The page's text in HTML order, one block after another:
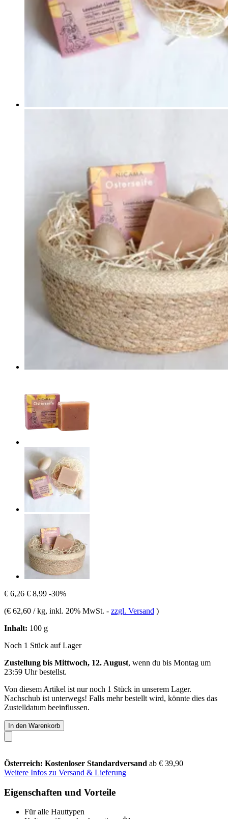
€ 6,26 € 8,99 -30%
(€ 62,60 / kg, inkl. 20% MwSt. - zzgl. Versand )
Inhalt: 100 g
Noch 1 Stück auf Lager
Zustellung bis Mittwoch, 12. August, wenn du bis Montag um
23:59 Uhrbestellst.
Von diesem Artikel ist nur noch 1 Stück in unserem Lager.
Nachschub ist unterwegs! Falls mehr bestellt wird, könnte dies das
Zustelldatum beeinflussen.
In den Warenkorb
Österreich: Kostenloser Standardversand ab € 39,90
Weitere Infos zu Versand & Lieferung
Eigenschaften und Vorteile
Für alle Hauttypen